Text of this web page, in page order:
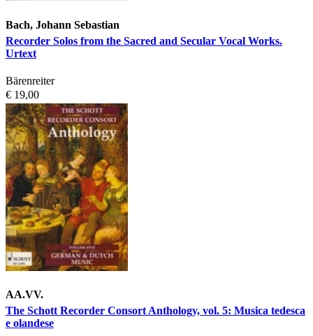
Bach, Johann Sebastian
Recorder Solos from the Sacred and Secular Vocal Works.
Urtext
Bärenreiter
€ 19,00
AA.VV.
The Schott Recorder Consort Anthology, vol. 5: Musica tedesca
e olandese